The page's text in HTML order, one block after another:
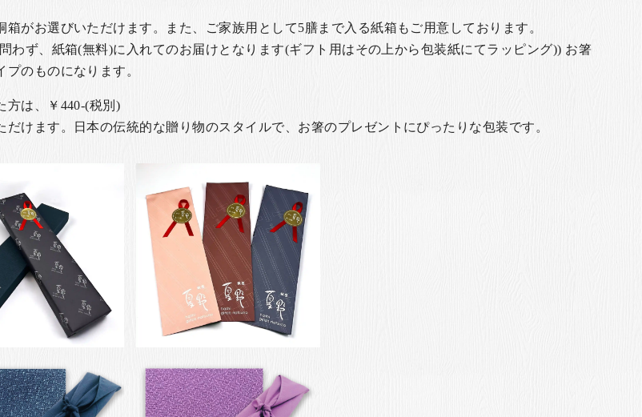
がお選びいただけます。また、ご家族用として5膳まで入る紙箱もご用意しております。
わず、紙箱(無料)に入れてのお届けとなります(ギフト用はその上から包装紙にてラッピング)) お箸
のものになります。
方は、￥440-(税別)
けます。日本の伝統的な贈り物のスタイルで、お箸のプレゼントにぴったりな包装です。